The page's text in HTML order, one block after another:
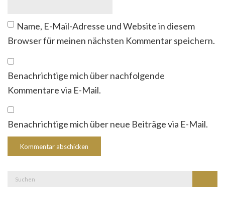
Name, E-Mail-Adresse und Website in diesem
Browser für meinen nächsten Kommentar speichern.
Benachrichtige mich über nachfolgende
Kommentare via E-Mail.
Benachrichtige mich über neue Beiträge via E-Mail.